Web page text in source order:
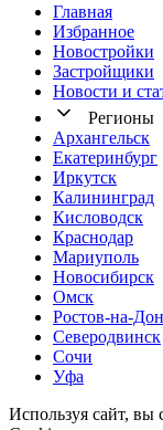
Главная
Избранное
Новостр ойки
Застройщики
Новости и
Регионы
Архангельск
Екатеринбург
Иркутск
Калининград
Кисловодск
Краснодар
Мариуполь
Новосибирск
Омск
Ростов-на-
Северодвинск
Сочи
Уфа
Используя сайт, вы